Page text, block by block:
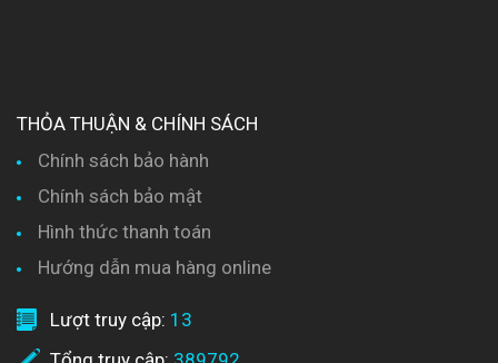
THỎA THUẬN & CHÍNH SÁCH
Chính sách bảo hành
Chính sách bảo mật
Hình thức thanh toán
Hướng dẫn mua hàng online
Lượt truy cập: 13